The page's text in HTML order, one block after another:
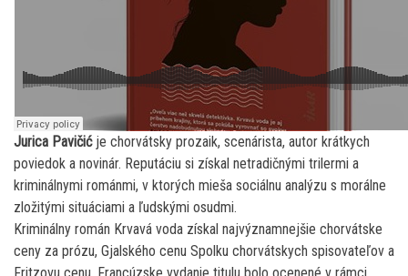
Jurica Pavičićje chorvátsky prozaik, scenárista, autor krátkych
poviedok a novinár. Reputáciu si získal netradičnými trilermi a
kriminálnymi románmi, v ktorých mieša sociálnu analýzu s morálne
zložitými situáciami a ľudskými osudmi.
Kriminálny román Krvavá voda získal najvýznamnejšie chorvátske
ceny za prózu, Gjalského cenu Spolku chorvátskych spisovateľov a